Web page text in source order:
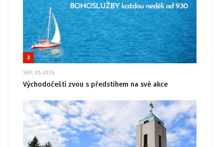
3
SRP, 05 2026
Východočeští zvou s předstihem na své akce